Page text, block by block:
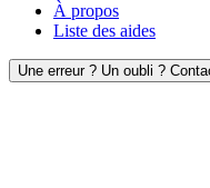
À propos
Liste des aides
Une erreur ? Un oubli ?